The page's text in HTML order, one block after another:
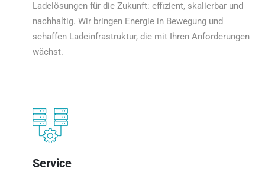
Ladelösungen für die Zukunft: effizient, skalierbar und
nachhaltig. Wir bringen Energie in Bewegung und
schaffen Ladeinfrastruktur, die mit Ihren Anforderungen
wächst.
Service